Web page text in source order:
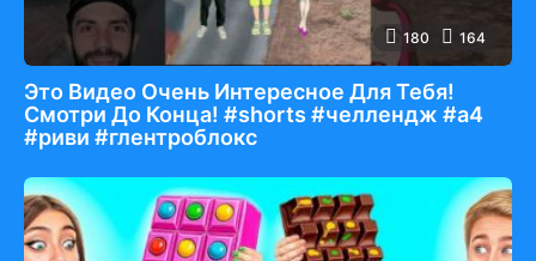
180 164
Это Видео Очень Интересное Для Тебя!
Смотри До Конца! #shorts #челлендж #а4
#риви #глентроблокс